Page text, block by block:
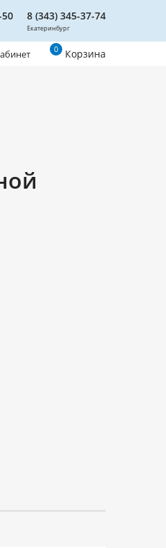
8 (343) 345-37-74
Екатеринбург
0 Корзина